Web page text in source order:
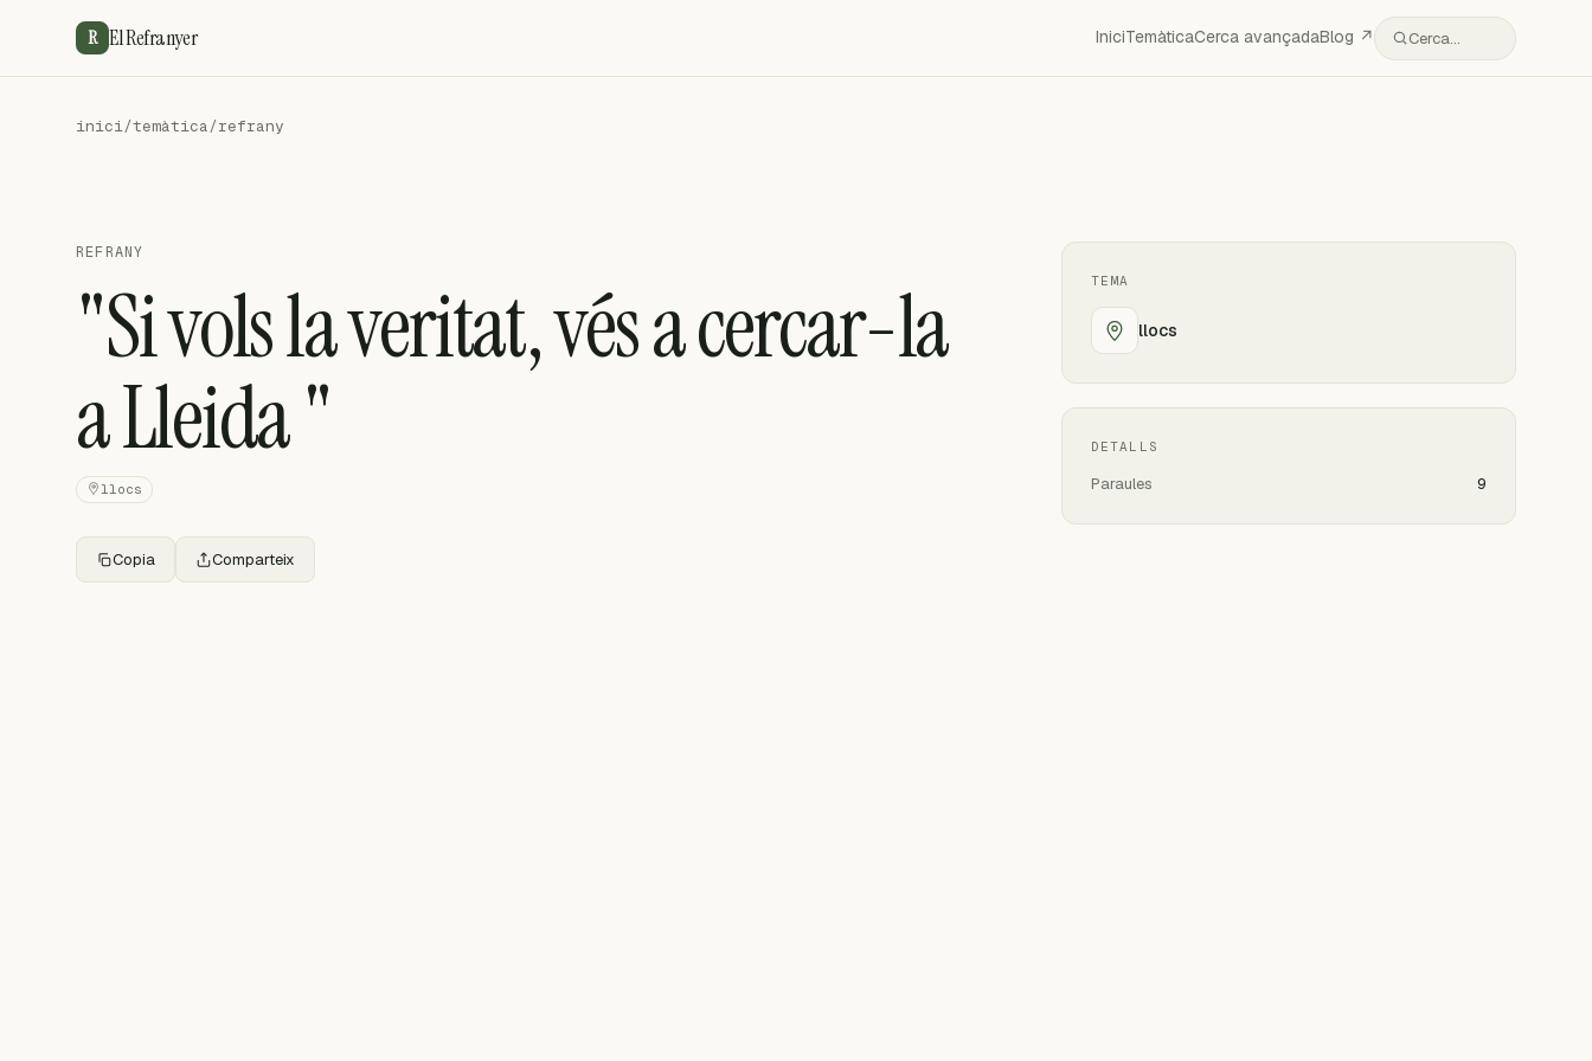
R El Refranyer IniciTemàticaCerca avançadaBlog ↗ Cerca…
inici/temàtica/refrany
REFRANY
"Si vols la veritat, vés a cercar-la
a Lleida "
llocs
Copia Comparteix
TEMA
llocs
DETALLS
Paraules 9